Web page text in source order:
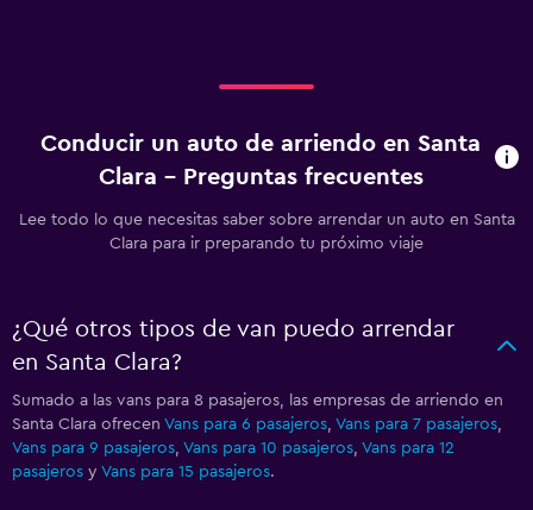
Conducir un auto de arriendo en Santa
Clara - Preguntas frecuentes
Lee todo lo que necesitas saber sobre arrendar un auto en Santa
Clara para ir preparando tu próximo viaje
¿Qué otros tipos de van puedo arrendar
en Santa Clara?
Sumado a las vans para 8 pasajeros, las empresas de arriendo en
Santa Clara ofrecen Vans para 6 pasajeros Vans para 7 pasajeros
Vans para 9 pasajeros Vans para 10 pasajeros Vans para 12
pasajeros y Vans para 15 pasajeros.